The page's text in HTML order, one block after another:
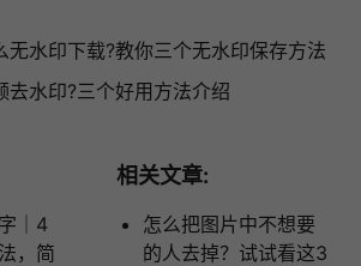
无水印下载?教你三个无水印保存方法
去水印?三个好用方法介绍
｜4
，简
相关文章:
怎么把图片中不想要
的人去掉？试试看这3